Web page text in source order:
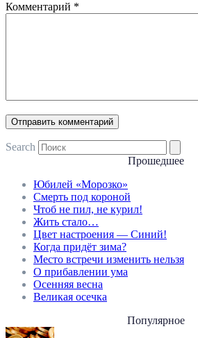
Комментарий *
Search
Прошедшее
Юбилей «Морозко»
Смерть под короной
Чтоб не пил, не курил!
Жить стало…
Цвет настроения — Синий!
Когда придёт зима?
Место встречи изменить нельзя
О прибавлении ума
Осенняя весна
Великая осечка
Популярное